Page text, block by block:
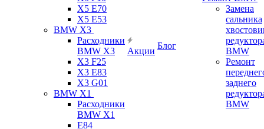
X5 E70
X5 E53
BMW X3
Расходники
BMW X3
X3 F25
X3 E83
X3 G01
BMW X1
Расходники
BMW X1
E84
Акции
Блог
Замена
сальника
BMW
Ремонт
заднего
BMW